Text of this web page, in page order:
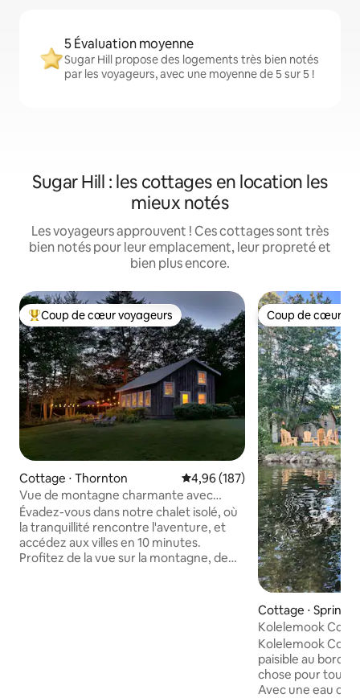
5 Évaluation moyenne
Sugar Hill propose des logements très bien notés
par les voyageurs, avec une moyenne de 5 sur 5 !
Sugar Hill : les cottages en location les
mieux notés
Les voyageurs approuvent ! Ces cottages sont très
bien notés pour leur emplacement, leur propreté et
bien plus encore.
Coups de cœur voyageurs les plus appréciés
Coup de cœur voyageurs
Cottage ⋅ Thornton Évaluation moyenne sur la
4,96 (187)
Vue de montagne charmante avec
rivière HSI Wifi / Animaux de compagnie
Évadez-vous dans notre chalet isolé, où
la tranquillité rencontre l'aventure, et
accédez aux villes en 10 minutes.
Profitez de la vue sur la montagne, de
Coup de cœur
Coup de cœur
Cottage ⋅
Kolelemook
Kolelemook
paisible au bord
chose pour tout
Avec une eau